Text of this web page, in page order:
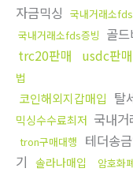
자금믹싱 국내거래소
국내거래소fds증빙 골
trc20판매
usdc판매
법
코인해외지갑매입 탈
믹싱수수료최저 국내
tron구매대행 테더송
기 솔라나매입 암호화